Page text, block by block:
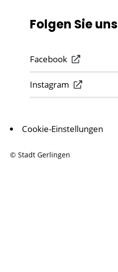
Folgen Sie uns
Facebook
Instagram
Cookie-Einstellungen
© Stadt Gerlingen